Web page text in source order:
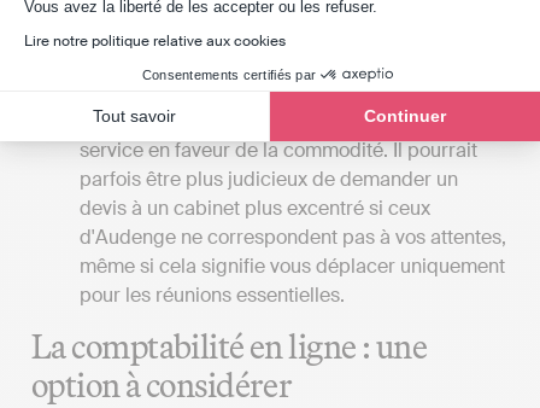
Vous avez la liberté de les accepter ou les refuser.
Lire notre politique relative aux cookies
Consentements certifiés par
Tout savoir Continuer
comptable, il serait bénéfique que le cabinet se
trouve à Audenge, à proximité de votre lieu de
travail ou de votre domicile. Cependant, il reste
essentiel de ne pas compromettre la qualité du
service en faveur de la commodité. Il pourrait
parfois être plus judicieux de demander un
devis à un cabinet plus excentré si ceux
d'Audenge ne correspondent pas à vos attentes,
même si cela signifie vous déplacer uniquement
pour les réunions essentielles.
La comptabilité en ligne : une
option à considérer